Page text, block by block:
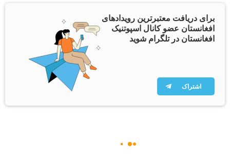
برای دریافت معتبرترین رویدادهای
افغانستان عضو کانال اسپوتنیک
افغانستان در تلگرام شوید
اشتراک